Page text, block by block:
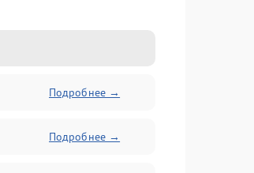
Подробнее →
Подробнее →